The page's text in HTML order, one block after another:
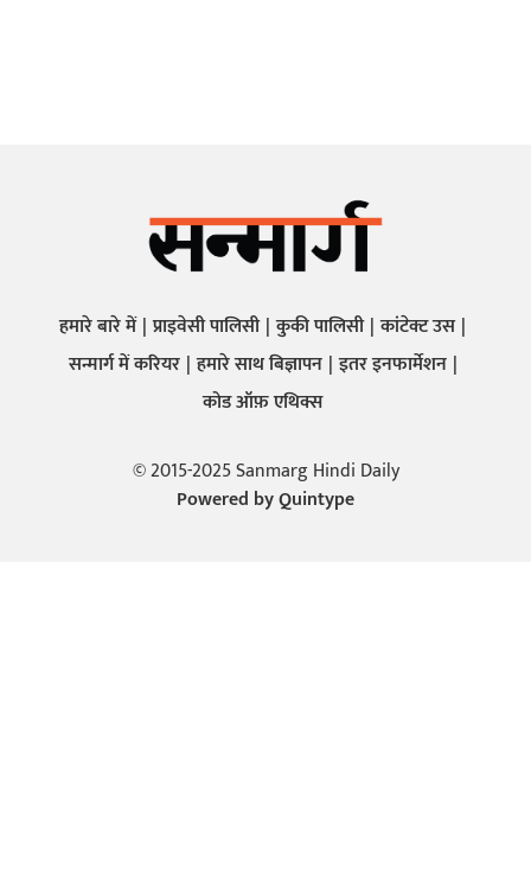
हमारे बारे में प्राइवेसी पालिसी कुकी पालिसी कांटेक्ट उस
सन्मार्ग में करियर हमारे साथ बिज्ञापन इतर इनफार्मेशन
कोड ऑफ़ एथिक्स
© 2015-2025 Sanmarg Hindi Daily
Powered byQuintype